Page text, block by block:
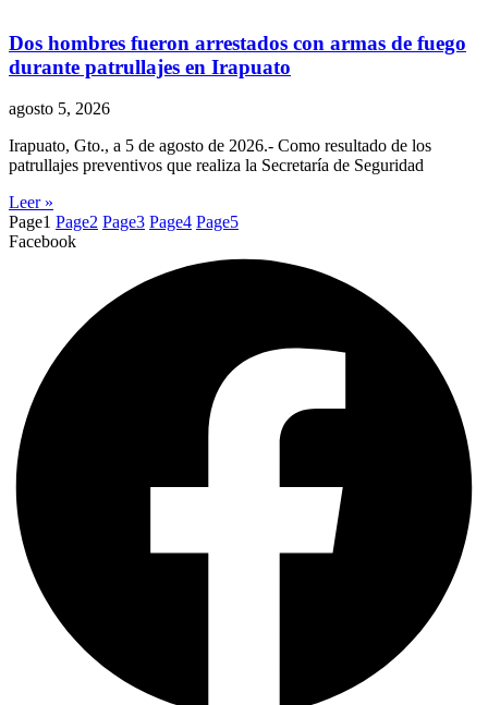
Dos hombres fueron arrestados con armas de fuego
durante patrullajes en Irapuato
agosto 5, 2026
Irapuato, Gto., a 5 de agosto de 2026.- Como resultado de los
patrullajes preventivos que realiza la Secretaría de Seguridad
Leer »
Page1 Page2 Page3 Page4 Page5
Facebook